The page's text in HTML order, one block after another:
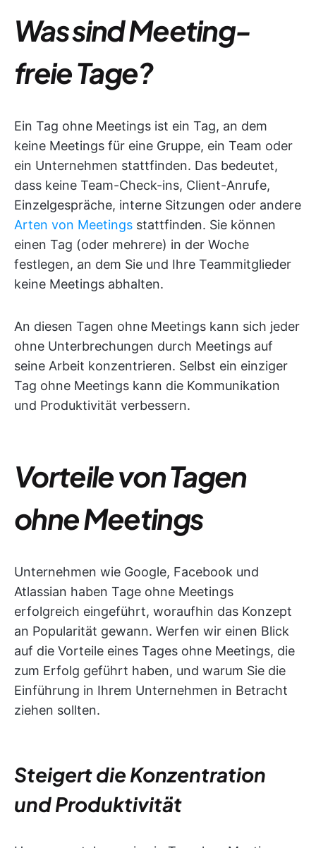
Was sind Meeting-
freie Tage?
Ein Tag ohne Meetings ist ein Tag, an dem
keine Meetings für eine Gruppe, ein Team oder
ein Unternehmen stattfinden. Das bedeutet,
dass keine Team-Check-ins, Client-Anrufe,
Einzelgespräche, interne Sitzungen oder andere
Arten von Meetings stattfinden. Sie können
einen Tag (oder mehrere) in der Woche
festlegen, an dem Sie und Ihre Teammitglieder
keine Meetings abhalten.
An diesen Tagen ohne Meetings kann sich jeder
ohne Unterbrechungen durch Meetings auf
seine Arbeit konzentrieren. Selbst ein einziger
Tag ohne Meetings kann die Kommunikation
und Produktivität verbessern.
Vorteile von Tagen
ohne Meetings
Unternehmen wie Google, Facebook und
Atlassian haben Tage ohne Meetings
erfolgreich eingeführt, woraufhin das Konzept
an Popularität gewann. Werfen wir einen Blick
auf die Vorteile eines Tages ohne Meetings, die
zum Erfolg geführt haben, und warum Sie die
Einführung in Ihrem Unternehmen in Betracht
ziehen sollten.
Steigert die Konzentration
und Produktivität